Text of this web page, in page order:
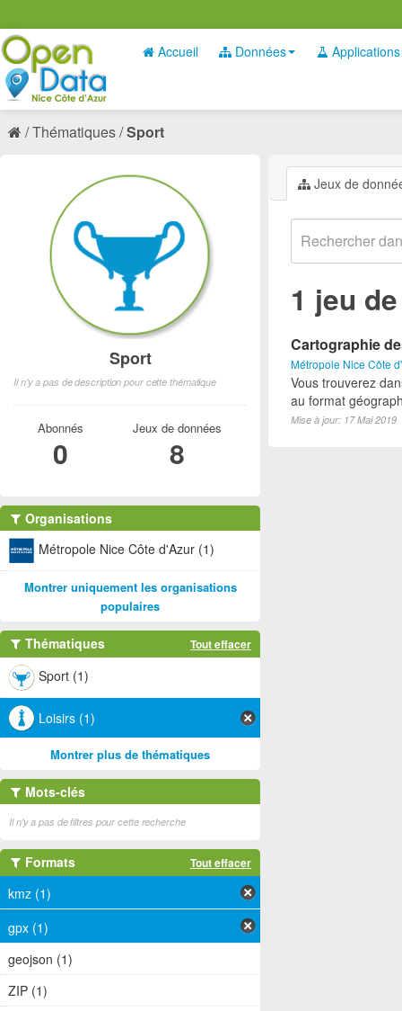
Accueil Données Applications
Thématiques Sport
Jeux de
1 jeu
Cartographie
Métropole Nice Côte
Vous trouverez
au format
Mise à jour: 17 Mai 2019
Sport
Il n'y a pas de description pour cette thématique
Abonnés
0
Jeux de données
8
Organisations
Métropole Nice Côte d'Azur (1)
Montrer uniquement les organisations
populaires
Thématiques Tout effacer
Sport (1)
Loisirs (1)
Montrer plus de thématiques
Mots-clés
Il n'y a pas de filtres pour cette recherche
Formats Tout effacer
kmz (1)
gpx (1)
geojson (1)
ZIP (1)